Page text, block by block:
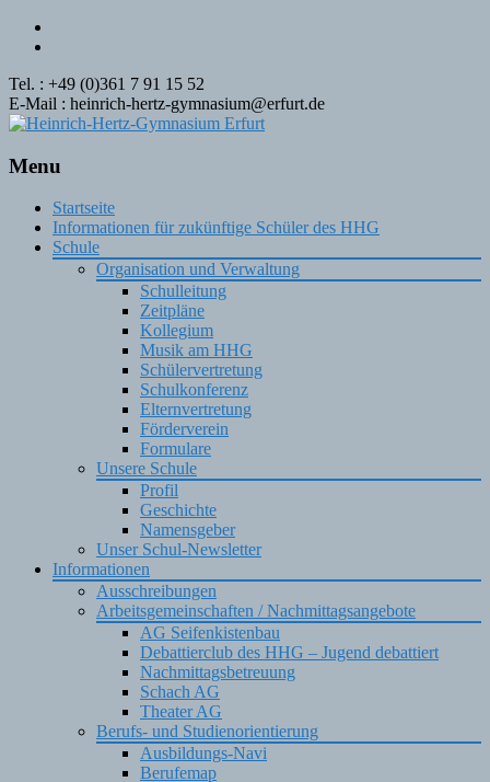
Tel. : +49 (0)361 7 91 15 52
E-Mail : heinrich-hertz-gymnasium@erfurt.de
Menu
Skip
content
Startseite
Informationen für zukünftige Schüler des HHG
Schule
Organisation und Verwaltung
Schulleitung
Zeitpläne
Kollegium
Musik am HHG
Schülervertretung
Schulkonferenz
Elternvertretung
Förderverein
Formulare
Unsere Schule
Profil
Geschichte
Namensgeber
Unser Schul-Newsletter
Informationen
Ausschreibungen
Arbeitsgemeinschaften / Nachmittagsangebote
AG Seifenkistenbau
Debattierclub des HHG – Jugend debattiert
Nachmittagsbetreuung
Schach AG
Theater AG
Berufs- und Studienorientierung
Ausbildungs-Navi
Berufemap